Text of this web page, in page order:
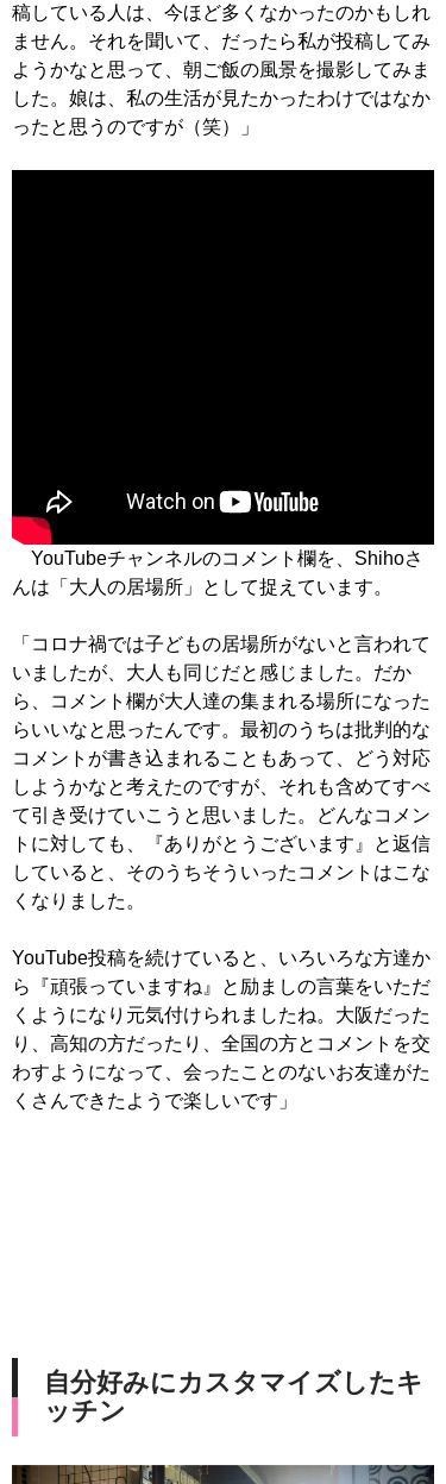
稿している人は、今ほど多くなかったのかもしれ
ません。それを聞いて、だったら私が投稿してみ
ようかなと思って、朝ご飯の風景を撮影してみま
した。娘は、私の生活が見たかったわけではなか
ったと思うのですが（笑）」
YouTubeチャンネルのコメント欄を、Shihoさ
んは「大人の居場所」として捉えています。
「コロナ禍では子どもの居場所がないと言われて
いましたが、大人も同じだと感じました。だか
ら、コメント欄が大人達の集まれる場所になった
らいいなと思ったんです。最初のうちは批判的な
コメントが書き込まれることもあって、どう対応
しようかなと考えたのですが、それも含めてすべ
て引き受けていこうと思いました。どんなコメン
トに対しても、『ありがとうございます』と返信
していると、そのうちそういったコメントはこな
くなりました。
YouTube投稿を続けていると、いろいろな方達か
ら『頑張っていますね』と励ましの言葉をいただ
くようになり元気付けられましたね。大阪だった
り、高知の方だったり、全国の方とコメントを交
わすようになって、会ったことのないお友達がた
くさんできたようで楽しいです」
自分好みにカスタマイズしたキ
ッチン